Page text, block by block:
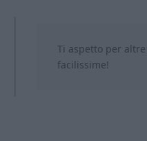
Ti aspetto per
facilissime!